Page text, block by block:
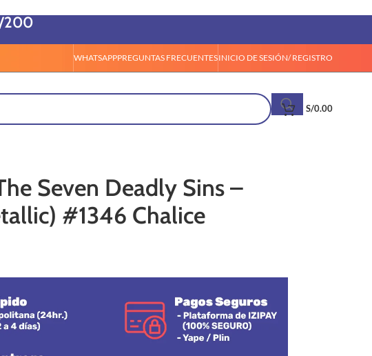
200
WHATSAPPPREGUNTAS FRECUENTESINICIO DE SESIÓN/ REGISTRO
S/0.00
Seven Deadly Sins –
#1346 Chalice